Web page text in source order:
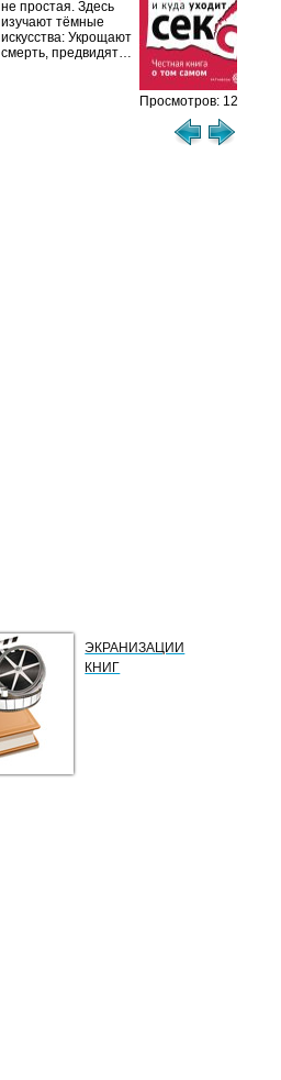
не простая. Здесь
изучают тёмные
искусства: Укрощают
смерть, предвидят…
Просмотров: 1208
ЭКРАНИЗАЦИИ
КНИГ